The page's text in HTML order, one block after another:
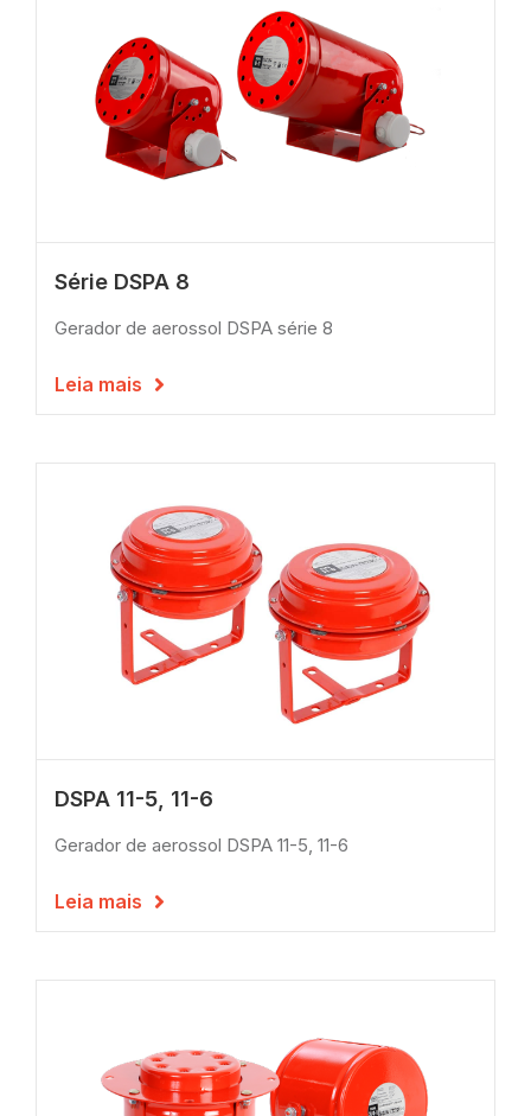
Série DSPA 8
Gerador de aerossol DSPA série 8
Leia mais 
DSPA 11-5, 11-6
Gerador de aerossol DSPA 11-5, 11-6
Leia mais 